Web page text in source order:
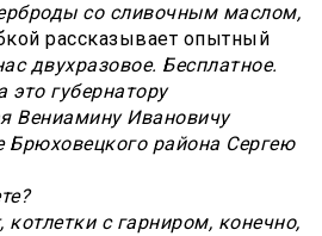
со сливочным маслом,
рассказывает опытный
двухразовое. Бесплатное.
это губернатору
Вениамину Ивановичу
Брюховецкого района Сергею
с гарниром, конечно,